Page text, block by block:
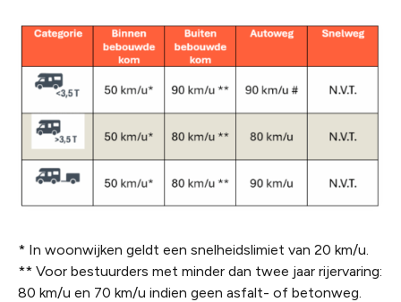
* In woonwijken geldt een snelheidslimiet van 20 km/u.
** Voor bestuurders met minder dan twee jaar rijervaring:
80 km/u en 70 km/u indien geen asfalt- of betonweg.